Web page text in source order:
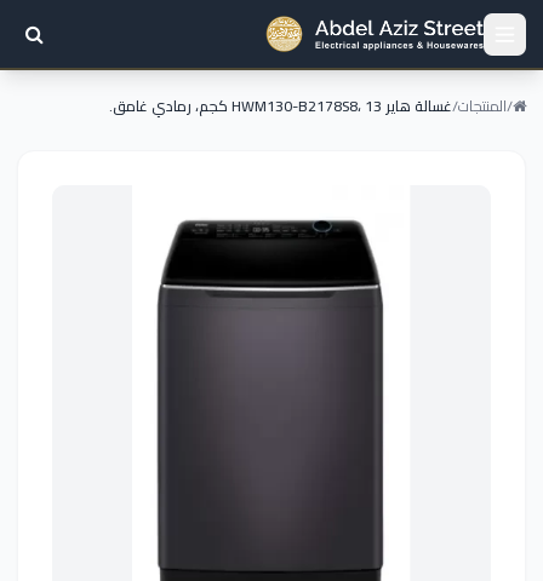
/المنتجات/غسالة هاير HWM130-B2178S8، 13 كجم، رمادي غامق.